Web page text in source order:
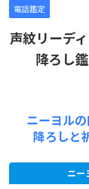
電話鑑定
声紋リーデ
降ろし
ニーヨル
降ろしと
ニー